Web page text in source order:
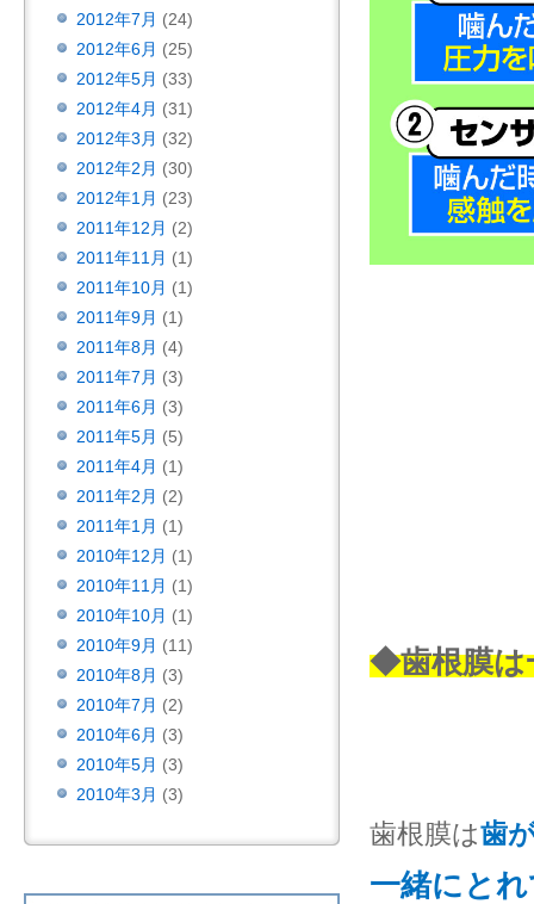
◆歯根膜は
歯根膜は歯
一緒にと
2012年7月 (24)
2012年6月 (25)
2012年5月 (33)
2012年4月 (31)
2012年3月 (32)
2012年2月 (30)
2012年1月 (23)
2011年12月 (2)
2011年11月 (1)
2011年10月 (1)
2011年9月 (1)
2011年8月 (4)
2011年7月 (3)
2011年6月 (3)
2011年5月 (5)
2011年4月 (1)
2011年2月 (2)
2011年1月 (1)
2010年12月 (1)
2010年11月 (1)
2010年10月 (1)
2010年9月 (11)
2010年8月 (3)
2010年7月 (2)
2010年6月 (3)
2010年5月 (3)
2010年3月 (3)